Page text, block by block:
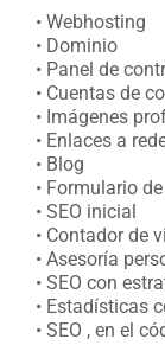
• Webhosting
• Dominio
• Panel de
• Cuentas de
• Imágenes
• Enlaces a
• Blog
• Formulario
• SEO inicial
• Contador de
• Asesoría
• SEO con
• Estadísticas
• SEO , en el